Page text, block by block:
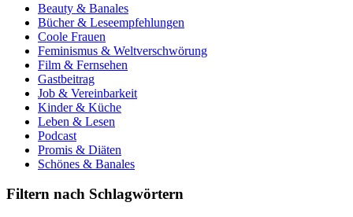
Beauty & Banales
Bücher & Leseempfehlungen
Coole Frauen
Feminismus & Weltverschwörung
Film & Fernsehen
Gastbeitrag
Job & Vereinbarkeit
Kinder & Küche
Leben & Lesen
Podcast
Promis & Diäten
Schönes & Banales
Filtern nach Schlagwörtern